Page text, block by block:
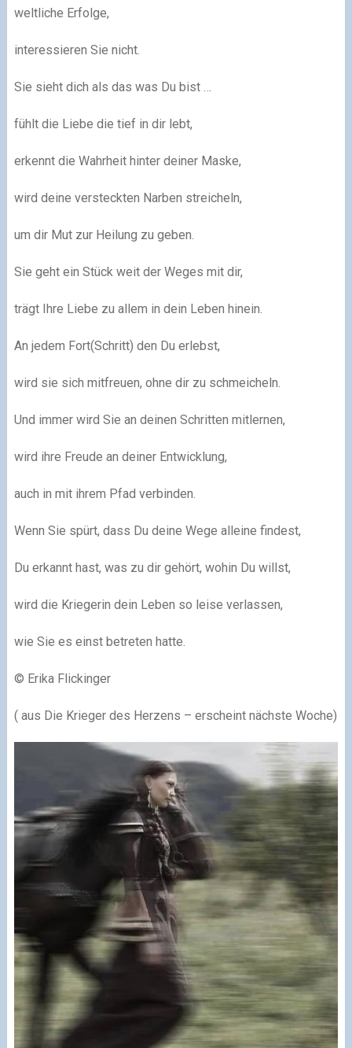
weltliche Erfolge,
interessieren Sie nicht.
Sie sieht dich als das was Du bist …
fühlt die Liebe die tief in dir lebt,
erkennt die Wahrheit hinter deiner Maske,
wird deine versteckten Narben streicheln,
um dir Mut zur Heilung zu geben.
Sie geht ein Stück weit der Weges mit dir,
trägt Ihre Liebe zu allem in dein Leben hinein.
An jedem Fort(Schritt) den Du erlebst,
wird sie sich mitfreuen, ohne dir zu schmeicheln.
Und immer wird Sie an deinen Schritten mitlernen,
wird ihre Freude an deiner Entwicklung,
auch in mit ihrem Pfad verbinden.
Wenn Sie spürt, dass Du deine Wege alleine findest,
Du erkannt hast, was zu dir gehört, wohin Du willst,
wird die Kriegerin dein Leben so leise verlassen,
wie Sie es einst betreten hatte.
© Erika Flickinger
( aus Die Krieger des Herzens – erscheint nächste Woche)